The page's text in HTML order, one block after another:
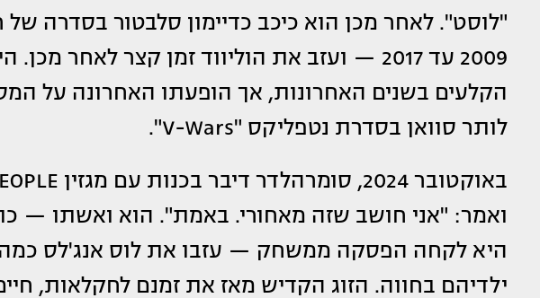
2009 עד 2017 — ועזב את הוליווד זמן קצר
לותר סוואן בסדרת נטפליקס "V-Wars".
ואמר: "אני חושב שזה מאחורי. באמת". הוא ואשתו —
היא לקחה הפסקה ממשחק — עזבו את לוס אנג'לס כמה
ילדיהם בחווה. הזוג הקדיש מאז את זמנם לחקלאות,